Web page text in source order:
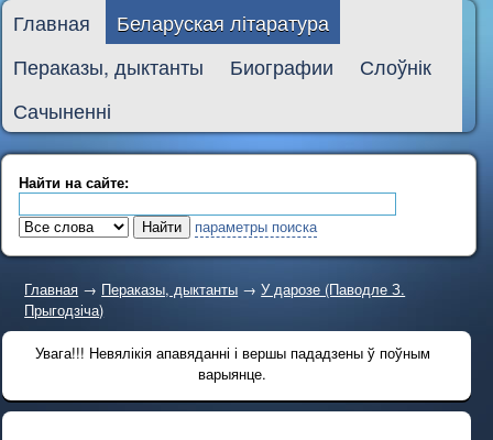
Главная
Беларуская літаратура
Пераказы, дыктанты
Биографии
Слоўнік
Сачыненні
Найти на сайте:
параметры поиска
Главная → Пераказы, дыктанты →У дарозе (Паводле З.
Прыгодзіча)
Увага!!! Невялікія апавяданні і вершы пададзены ў поўным
варыянце.